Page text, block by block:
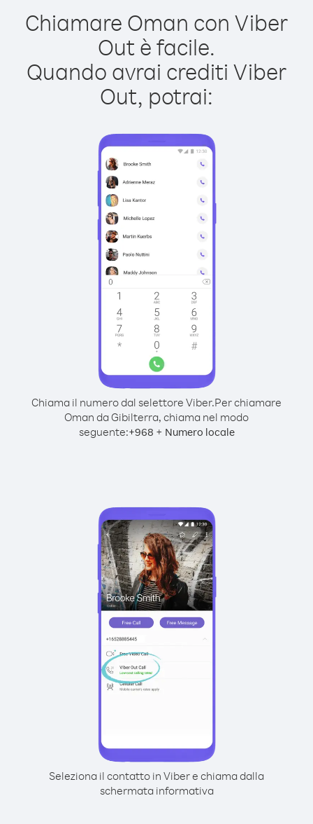
Chiamare Oman con Viber
Out è facile.
Quando avrai crediti Viber
Out, potrai:
Chiama il numero dal selettore Viber.Per chiamare
Oman da Gibilterra, chiama nel modo
seguente:+968 + Numero locale
Seleziona il contatto in Viber e chiama dalla
schermata informativa